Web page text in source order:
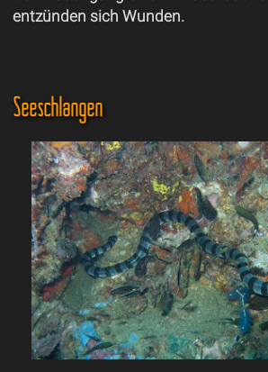
entzünden sich Wunden.
Seeschlangen